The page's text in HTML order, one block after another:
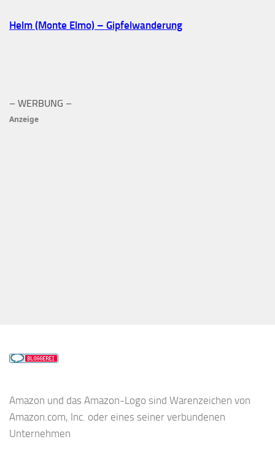
Helm (Monte Elmo) – Gipfelwanderung
– WERBUNG –
Anzeige
Amazon und das Amazon-Logo sind Warenzeichen von
Amazon.com, Inc. oder eines seiner verbundenen
Unternehmen